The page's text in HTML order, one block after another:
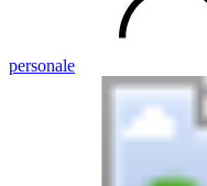
personale